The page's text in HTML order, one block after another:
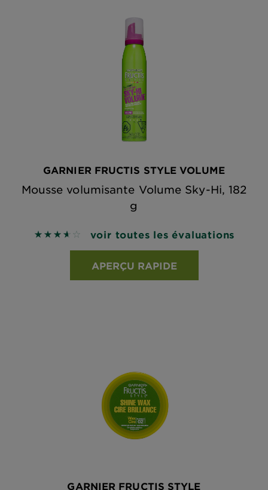
GARNIER FRUCTIS STYLE VOLUME
Mousse volumisante Volume Sky-Hi, 182
g
3.6489 out of 5 stars based on reviews
voir toutes les évaluations
APERÇU RAPIDE
GARNIER FRUCTIS STYLE